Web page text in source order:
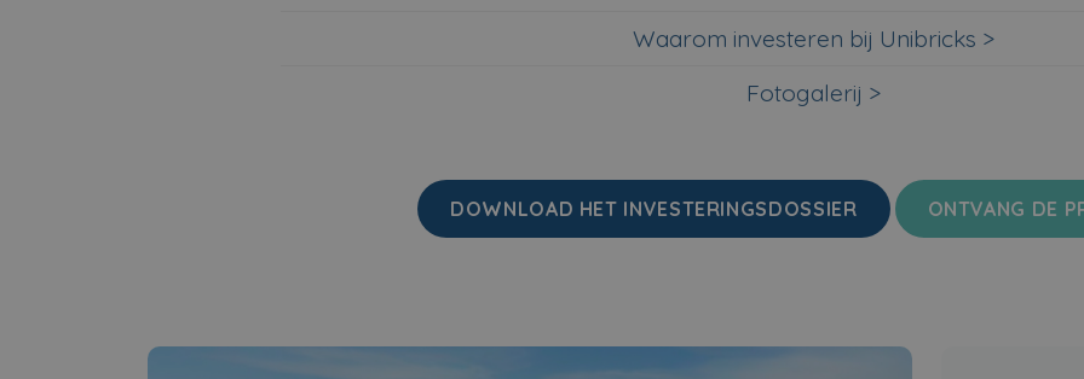
Waarom investeren bij Unibricks >
Fotogalerij >
DOWNLOAD HET INVESTERINGSDOSSIER ONTVANG DE